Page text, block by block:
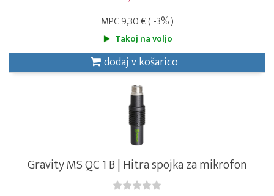
MPC9,30 €( -3% )
Takoj na voljo
dodaj v košarico
Gravity MS QC 1 B | Hitra spojka za mikrofon